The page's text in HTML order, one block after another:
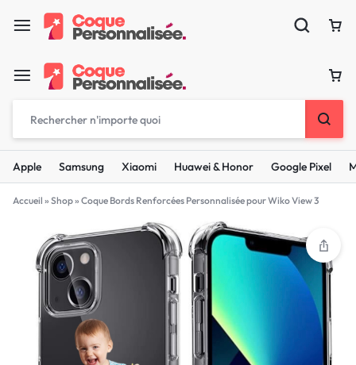
Apple Samsung Xiaomi Huawei & Honor Google Pixel
Accueil » Shop» Coque Bords Renforcées Personnalisée pour Wiko View 3